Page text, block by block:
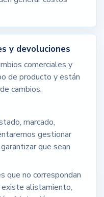
y devoluciones
comerciales y
de producto y están
cambios,
marcado,
gestionar
que sean
que no correspondan
alistamiento,